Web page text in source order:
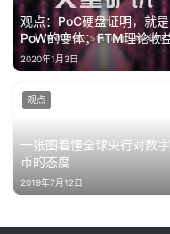
观点：PoC硬盘证明，就是
PoW的变体；FTM理论收
112.03%，较昨日下降3%
2020年1月3日
一张图看懂全球央行对数
币的态度
2019年7月12日
观点